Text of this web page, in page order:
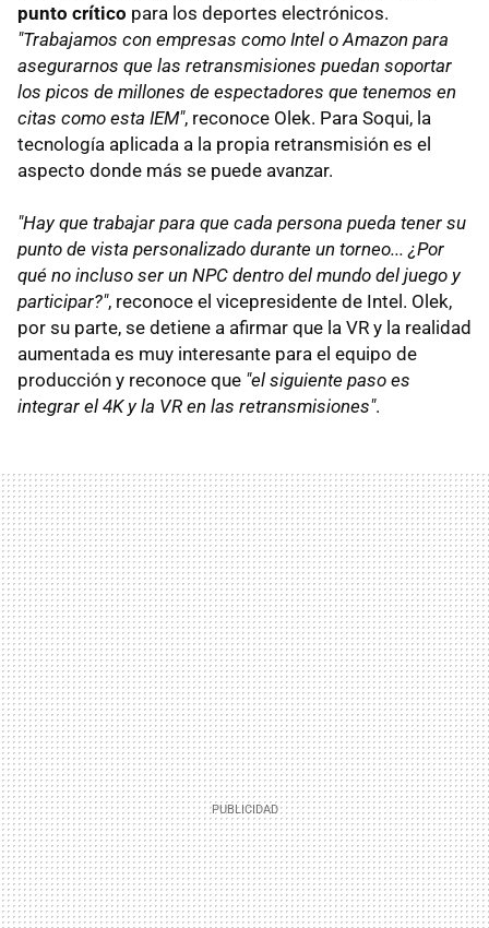
punto crítico para los deportes electrónicos.
"Trabajamos con empresas como Intel o Amazon para
asegurarnos que las retransmisiones puedan soportar
los picos de millones de espectadores que tenemos en
citas como esta IEM", reconoce Olek. Para Soqui, la
tecnología aplicada a la propia retransmisión es el
aspecto donde más se puede avanzar.
"Hay que trabajar para que cada persona pueda tener su
punto de vista personalizado durante un torneo... ¿Por
qué no incluso ser un NPC dentro del mundo del juego y
participar?", reconoce el vicepresidente de Intel. Olek,
por su parte, se detiene a afirmar que la VR y la realidad
aumentada es muy interesante para el equipo de
producción y reconoce que "el siguiente paso es
integrar el 4K y la VR en las retransmisiones".